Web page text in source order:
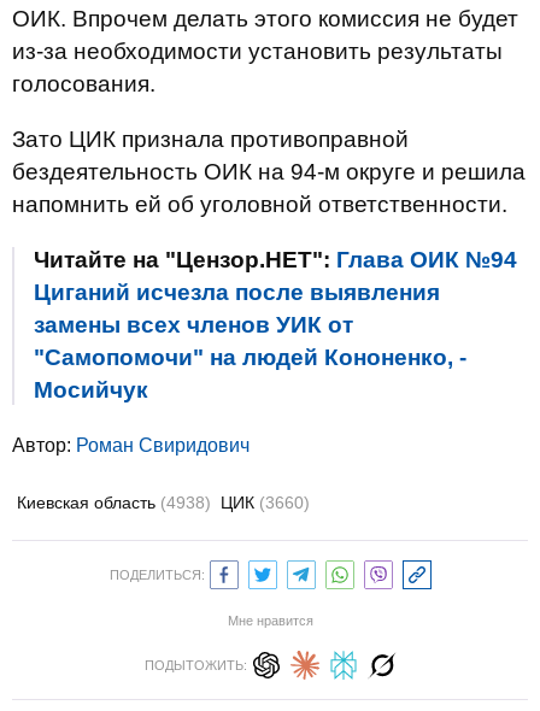
ОИК. Впрочем делать этого комиссия не будет
из-за необходимости установить результаты
голосования.
Зато ЦИК признала противоправной
бездеятельность ОИК на 94-м округе и решила
напомнить ей об уголовной ответственности.
Читайте на "Цензор.НЕТ": Глава ОИК №94
Циганий исчезла после выявления
замены всех членов УИК от
"Самопомочи" на людей Кононенко, -
Мосийчук
Автор: Роман Свиридович
Киевская область (4938) ЦИК (3660)
ПОДЕЛИТЬСЯ:
Мне нравится
ПОДЫТОЖИТЬ: